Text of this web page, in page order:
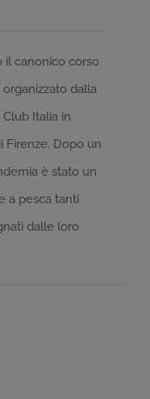
il canonico corso
dalla
Italia in
Firenze. Dopo un
è stato un
a pesca tanti
dalle loro